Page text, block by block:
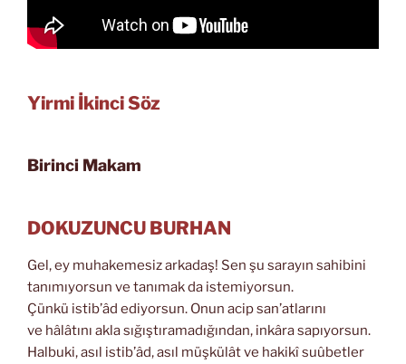
Yirmi İkinci Söz
Birinci Makam
DOKUZUNCU BURHAN
Gel, ey muhakemesiz arkadaş! Sen şu sarayın sahibini
tanımıyorsun ve tanımak da istemiyorsun.
Çünkü istib’âd ediyorsun. Onun acip san’atlarını
ve hâlâtını akla sığıştıramadığından, inkâra sapıyorsun.
Halbuki, asıl istib’âd, asıl müşkülât ve hakikî suûbetler